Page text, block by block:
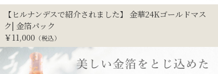
【ヒルナンデスで紹介されました】 金華24Kゴールドマス
ク| 金箔パック
￥11,000 （税込）